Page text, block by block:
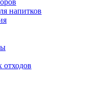
напитков